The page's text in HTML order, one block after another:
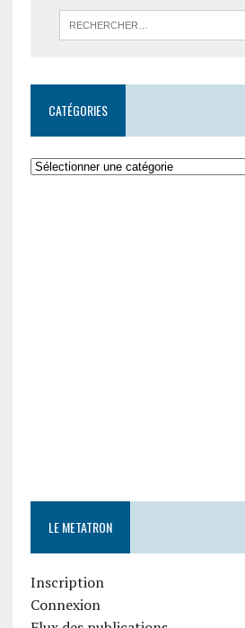
CATÉGORIES
LE METATRON
Inscription
Connexion